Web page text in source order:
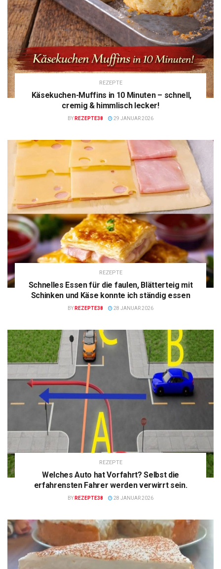
REZEPTE
Käsekuchen-Muffins in 10 Minuten – schnell,
cremig & himmlisch lecker!
BY REZEPTE38 29 JANUAR 2026
REZEPTE
Schnelles Essen für die faulen, Blätterteig mit
Schinken und Käse konnte ich ständig essen
BY REZEPTE38 28 JANUAR 2026
REZEPTE
Welches Auto hat Vorfahrt? Selbst die
erfahrensten Fahrer werden verwirrt sein.
BY REZEPTE38 28 JANUAR 2026